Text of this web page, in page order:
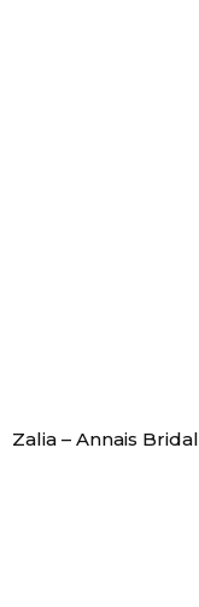
Zalia – Annais Bridal